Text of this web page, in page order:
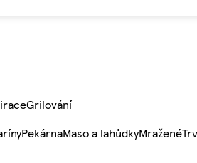
Grilování
PekárnaMaso a lahůdkyMražené